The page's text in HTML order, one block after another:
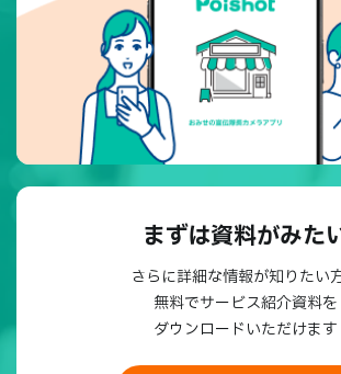
まずは資料がみた
さらに詳細な情報が知りたい
無料でサービス紹介資料を
ダウンロードいただけます